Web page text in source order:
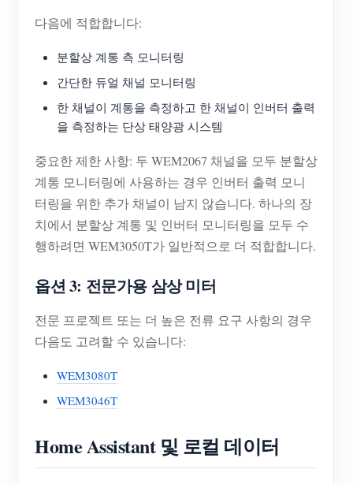
다음에 적합합니다:
분할상 계통 측 모니터링
간단한 듀얼 채널 모니터링
한 채널이 계통을 측정하고 한 채널이 인버터 출력
을 측정하는 단상 태양광 시스템
중요한 제한 사항: 두 WEM2067 채널을 모두 분할상
계통 모니터링에 사용하는 경우 인버터 출력 모니
터링을 위한 추가 채널이 남지 않습니다. 하나의 장
치에서 분할상 계통 및 인버터 모니터링을 모두 수
행하려면 WEM3050T가 일반적으로 더 적합합니다.
옵션 3: 전문가용 삼상 미터
전문 프로젝트 또는 더 높은 전류 요구 사항의 경우
다음도 고려할 수 있습니다:
WEM3080T
WEM3046T
Home Assistant 및 로컬 데이터